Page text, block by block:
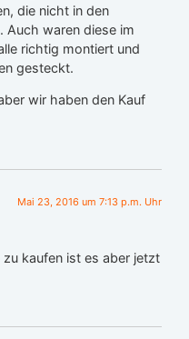
die nicht in den
Auch waren diese im
richtig montiert und
gesteckt.
wir haben den Kauf
Mai 23, 2016 um 7:13 p.m. Uhr
kaufen ist es aber jetzt